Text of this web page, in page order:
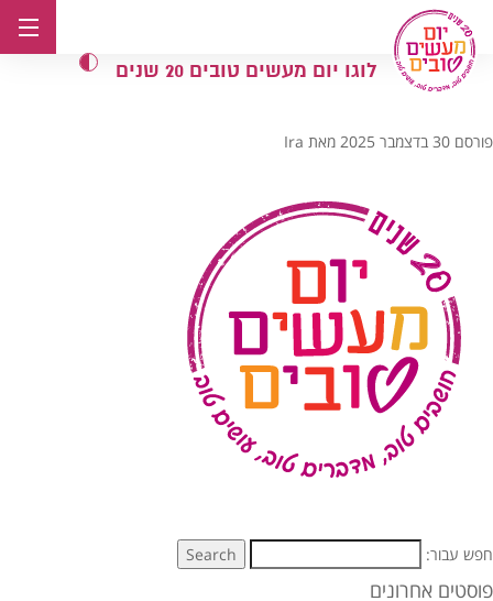
לתוכן
לוגו יום מעשים טובים 20 שנים
פורסם 30 בדצמבר 2025 מאת Ira
חפש עבור: Search
פוסטים אחרונים